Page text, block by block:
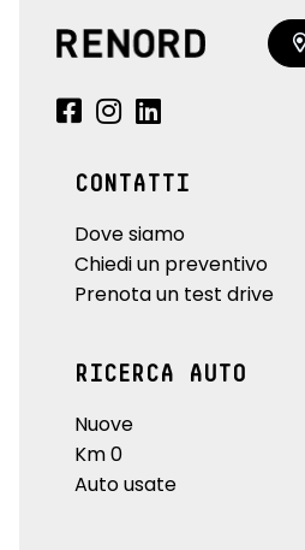
CONTATTI
Dove siamo
Chiedi un preventivo
Prenota un test drive
RICERCA AUTO
Nuove
Km 0
Auto usate